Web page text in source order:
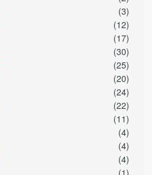
(3)
(12)
(17)
(30)
(25)
(20)
(24)
(22)
(11)
(4)
(4)
(4)